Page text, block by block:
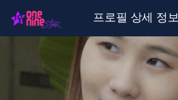
프로필 상세 정보